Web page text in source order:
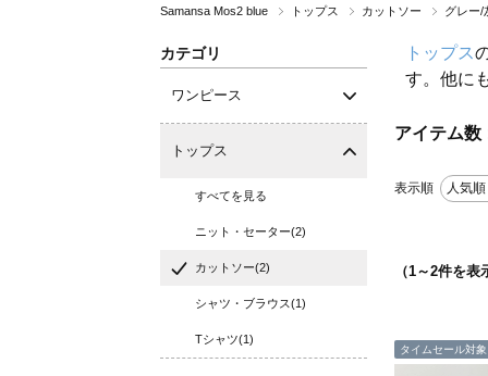
Samansa Mos2 blue トップス カットソー グレー/
カテゴリ
ワンピース
トップス
すべてを見る
ニット・セーター(2)
カットソー(2)
シャツ・ブラウス(1)
Tシャツ(1)
トップス
す。他に
アイテム数
表示順 人気順
（1～2件を表
タイムセール対象